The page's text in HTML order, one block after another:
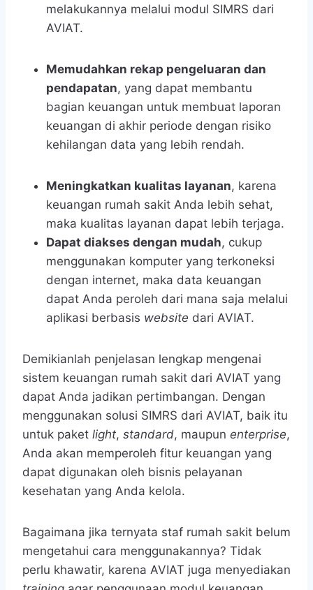
melakukannya melalui modul SIMRS dari
AVIAT.
Memudahkan rekap pengeluaran dan
pendapatan, yang dapat membantu
bagian keuangan untuk membuat laporan
keuangan di akhir periode dengan risiko
kehilangan data yang lebih rendah.
Meningkatkan kualitas layanan, karena
keuangan rumah sakit Anda lebih sehat,
maka kualitas layanan dapat lebih terjaga.
Dapat diakses dengan mudah, cukup
menggunakan komputer yang terkoneksi
dengan internet, maka data keuangan
dapat Anda peroleh dari mana saja melalui
aplikasi berbasis website dari AVIAT.
Demikianlah penjelasan lengkap mengenai
sistem keuangan rumah sakit dari AVIAT yang
dapat Anda jadikan pertimbangan. Dengan
menggunakan solusi SIMRS dari AVIAT, baik itu
untuk paket light, standard, maupun enterprise,
Anda akan memperoleh fitur keuangan yang
dapat digunakan oleh bisnis pelayanan
kesehatan yang Anda kelola.
Bagaimana jika ternyata staf rumah sakit belum
mengetahui cara menggunakannya? Tidak
perlu khawatir, karena AVIAT juga menyediakan